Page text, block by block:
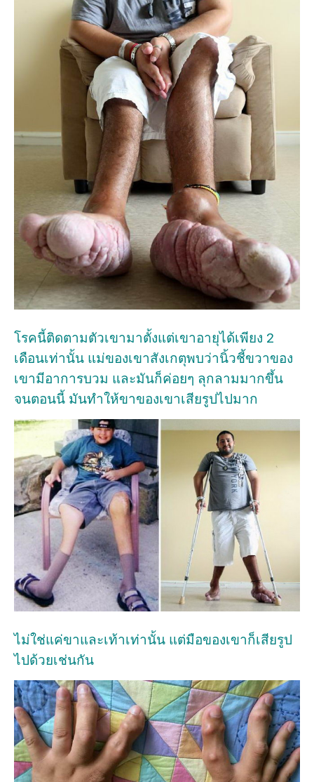
โรคนี้ติดตามตัวเขามาตั้งแต่เขาอายุได้เพียง 2
เดือนเท่านั้น แม่ของเขาสังเกตุพบว่านิ้วชี้ขวาของ
เขามีอาการบวม และมันก็ค่อยๆ ลุกลามมากขึ้น
จนตอนนี้ มันทำให้ขาของเขาเสียรูปไปมาก
ไม่ใช่แค่ขาและเท้าเท่านั้น แต่มือของเขาก็เสียรูป
ไปด้วยเช่นกัน